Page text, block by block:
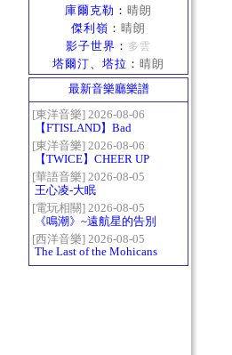
庫爾克勒 ： 晴朗
傑利嶺 ： 晴朗
影子世界 ： 多雲
塔爾汀、塔拉 ： 晴朗
最新音樂廳樂譜
[東洋音樂] 2026-08-06
【FTISLAND】Bad
Woman
[東洋音樂] 2026-08-06
【TWICE】CHEER UP
[華語音樂] 2026-08-05
王心凌-大眠
[電玩相關] 2026-08-05
《鳴潮》~遠航星的告別
[西洋音樂] 2026-08-05
The Last of the Mohicans
最後的莫西乾人